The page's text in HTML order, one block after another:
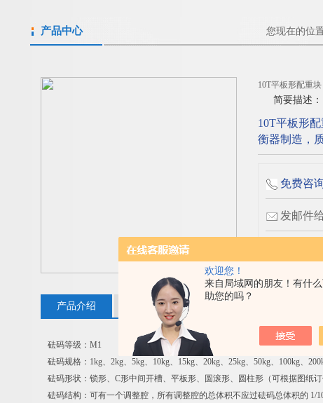
欢迎您！
来自局域网的朋友！有什
助您的吗？
产品中心 您现在的位
10T平板形配重
简要描述：
10T平板形
衡器制造，
免费咨
发邮件
产品介绍 相关产品
砝码等级：M1
砝码规格：1kg、2kg、5kg、10kg、15kg、20kg、25kg、50kg、100kg、
砝码形状：锁形、C形中间开槽、平板形、圆滚形、圆柱形（可根据图纸订
砝码结构：可有一个调整腔，所有调整腔的总体积不应过砝码总体积的 1/